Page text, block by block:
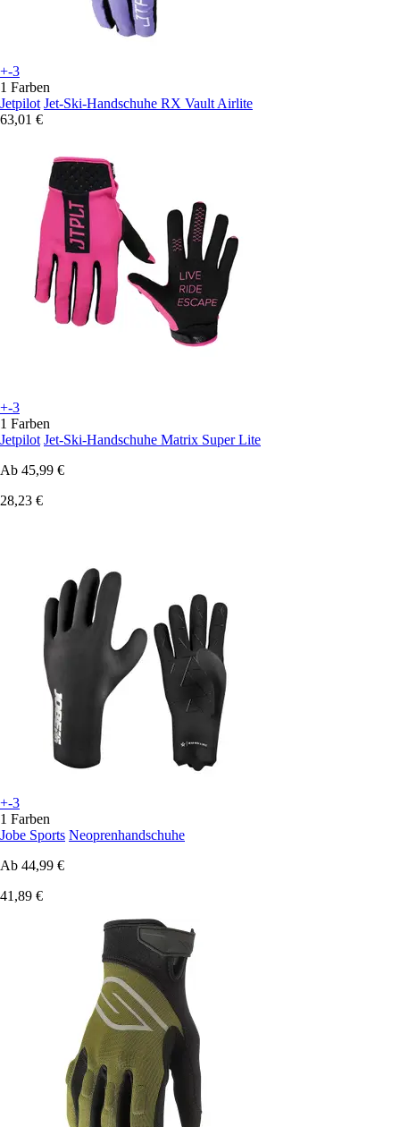
+-3
1 Farben
Jetpilot Jet-Ski-Handschuhe RX Vault Airlite
63,01 €
+-3
1 Farben
Jetpilot Jet-Ski-Handschuhe Matrix Super Lite
Ab 45,99 €
28,23 €
+-3
1 Farben
Jobe Sports Neoprenhandschuhe
Ab 44,99 €
41,89 €